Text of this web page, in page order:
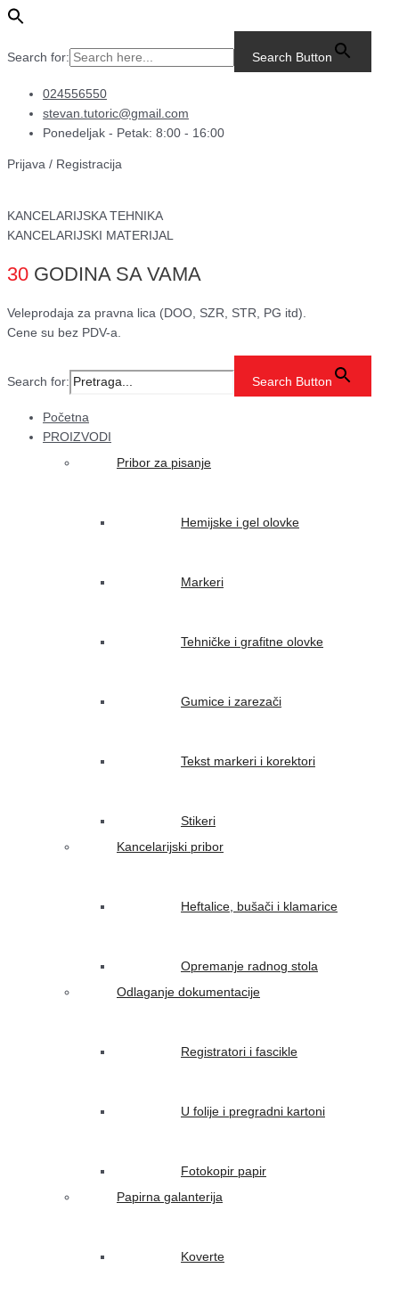
Search for: Search Button
Pređi
024556550
stevan.tutoric@gmail.com
Ponedeljak - Petak: 8:00 - 16:00
Prijava / Registracija
KANCELARIJSKA TEHNIKA
KANCELARIJSKI MATERIJAL
30 GODINA SA VAMA
Veleprodaja za pravna lica (DOO, SZR, STR, PG itd).
Cene su bez PDV-a.
Search for: Search Button
Main
Menu
Početna
PROIZVODI
Pribor za pisanje
Hemijske i gel olovke
Markeri
Tehničke i grafitne olovke
Gumice i zarezači
Tekst markeri i korektori
Stikeri
Kancelarijski pribor
Heftalice, bušači i klamarice
Opremanje radnog stola
Odlaganje dokumentacije
Registratori i fascikle
U folije i pregradni kartoni
Fotokopir papir
Papirna galanterija
Koverte
TERMO
ROLNA
28MM/FI48
količina